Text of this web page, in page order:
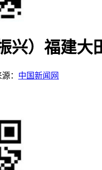
兴）福建
： 中国新闻网